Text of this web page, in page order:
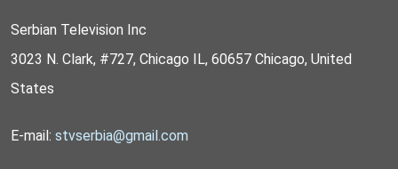
Serbian Television Inc
3023 N. Clark, #727, Chicago IL, 60657 Chicago, United
States
E-mail: stvserbia@gmail.com